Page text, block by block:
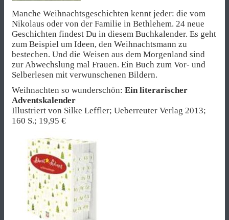
Manche Weihnachtsgeschichten kennt jeder: die vom
Nikolaus oder von der Familie in Bethlehem. 24 neue
Geschichten findest Du in diesem Buchkalender. Es geht
zum Beispiel um Ideen, den Weihnachtsmann zu
bestechen. Und die Weisen aus dem Morgenland sind
zur Abwechslung mal Frauen. Ein Buch zum Vor- und
Selberlesen mit verwunschenen Bildern.
Weihnachten so wunderschön: Ein literarischer
Adventskalender
Illustriert von Silke Leffler; Ueberreuter Verlag 2013;
160 S.; 19,95 €